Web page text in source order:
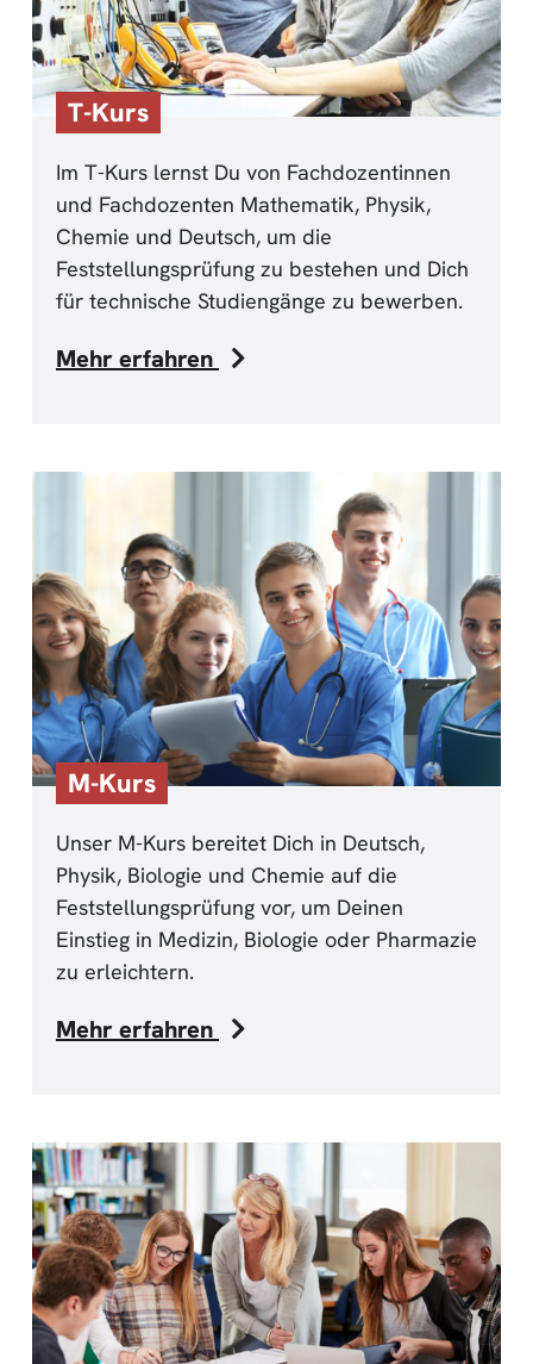
T-Kurs
Im T-Kurs lernst Du von Fachdozentinnen
und Fachdozenten Mathematik, Physik,
Chemie und Deutsch, um die
Feststellungsprüfung zu bestehen und Dich
für technische Studiengänge zu bewerben.
Mehr erfahren
M-Kurs
Unser M-Kurs bereitet Dich in Deutsch,
Physik, Biologie und Chemie auf die
Feststellungsprüfung vor, um Deinen
Einstieg in Medizin, Biologie oder Pharmazie
zu erleichtern.
Mehr erfahren